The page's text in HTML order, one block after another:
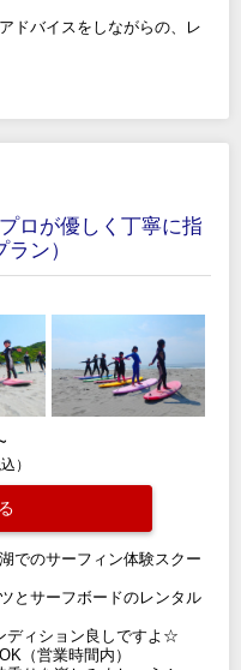
ドバイスをしながらの、レ
ロが優しく丁寧に指
ン）
）
でのサーフィン体験スクー
とサーフボードのレンタル
ディション良しですよ☆
（営業時間内）